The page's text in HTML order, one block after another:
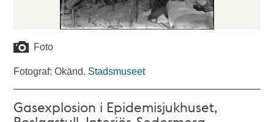
Foto
Fotograf: Okänd. Stadsmuseet
Gasexplosion i Epidemisjukhuset,